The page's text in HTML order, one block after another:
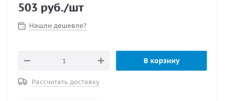
применения даже в условиях высокой влажности.
503 руб./шт
Нашли дешевле?
В корзину
Рассчитать доставку